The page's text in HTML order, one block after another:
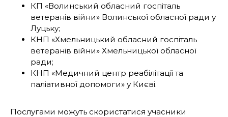
КП «Волинський обласний госпіталь
ветеранів війни» Волинської обласної ради у
Луцьку;
КНП «Хмельницький обласний госпіталь
ветеранів війни» Хмельницької обласної
ради;
КНП «Медичний центр реабілітації та
паліативної допомоги» у Києві.
Послугами можуть скористатися учасники